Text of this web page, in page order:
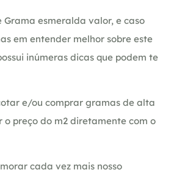
Grama esmeralda valor, e caso
em entender melhor sobre este
inúmeras dicas que podem te
e/ou comprar gramas de alta
preço do m2 diretamente com o
cada vez mais nosso